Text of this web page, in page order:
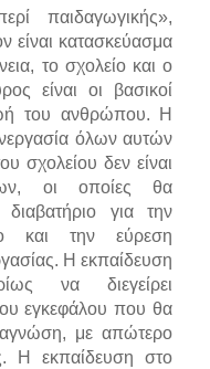
παιδαγωγικής»,
είναι κατασκεύασμα
το σχολείο και ο
είναι οι βασικοί
του ανθρώπου. Η
όλων αυτών
σχολείου δεν είναι
οι οποίες θα
για την
και την εύρεση
Η εκπαίδευση
να διεγείρει
εγκεφάλου που θα
με απώτερο
Η εκπαίδευση στο